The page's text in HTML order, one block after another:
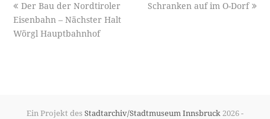
previous
post:
Der Bau der Nordtiroler
Eisenbahn – Nächster Halt
Wörgl Hauptbahnhof
next
Schranken auf im O-Dorf
Ein Projekt des Stadtarchiv/Stadtmuseum Innsbruck 2026 -